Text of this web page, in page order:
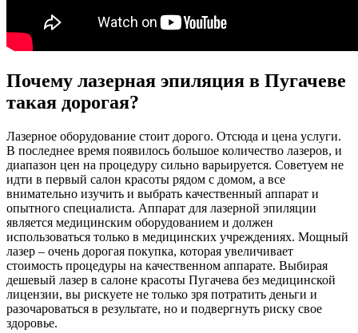
Почему лазерная эпиляция в Пугачеве
такая дорогая?
Лазерное оборудование стоит дорого. Отсюда и цена услуги.
В последнее время появилось большое количество лазеров, и
диапазон цен на процедуру сильно варьируется. Советуем не
идти в первый салон красоты рядом с домом, а все
внимательно изучить и выбрать качественный аппарат и
опытного специалиста. Аппарат для лазерной эпиляции
является медицинским оборудованием и должен
использоваться только в медицинских учреждениях. Мощный
лазер – очень дорогая покупка, которая увеличивает
стоимость процедуры на качественном аппарате. Выбирая
дешевый лазер в салоне красоты Пугачева без медицинской
лицензии, вы рискуете не только зря потратить деньги и
разочароваться в результате, но и подвергнуть риску свое
здоровье.